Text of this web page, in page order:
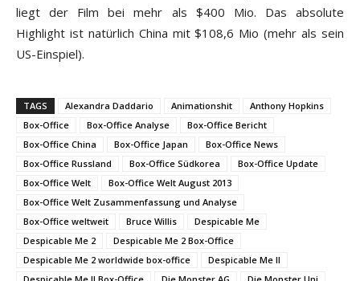
liegt der Film bei mehr als $400 Mio. Das absolute
Highlight ist natürlich China mit $108,6 Mio (mehr als sein
US-Einspiel).
TAGS Alexandra Daddario Animationshit
Anthony Hopkins
Box-Office
Box-Office Analyse
Box-Office Bericht
Box-Office China
Box-Office Japan
Box-Office News
Box-Office Russland
Box-Office Südkorea
Box-Office Update
Box-Office Welt
Box-Office Welt August 2013
Box-Office Welt Zusammenfassung und Analyse
Box-Office weltweit
Bruce Willis
Despicable Me
Despicable Me 2
Despicable Me 2 Box-Office
Despicable Me 2 worldwide box-office
Despicable Me II